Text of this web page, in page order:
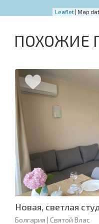
Leaflet | Map
ПОХОЖИЕ
Новая, светлая
Болгария | Святой Влас